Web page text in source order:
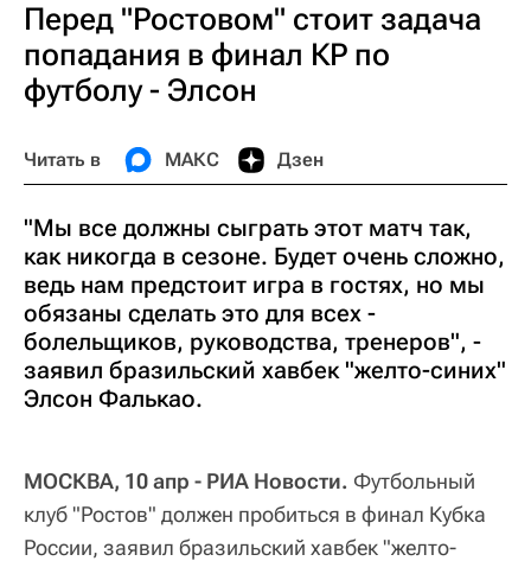
Перед "Ростовом" стоит задача
попадания в финал КР по
футболу - Элсон
Читать в МАКС Дзен
"Мы все должны сыграть этот матч так,
как никогда в сезоне. Будет очень сложно,
ведь нам предстоит игра в гостях, но мы
обязаны сделать это для всех -
болельщиков, руководства, тренеров", -
заявил бразильский хавбек "желто-синих"
Элсон Фалькао.
МОСКВА, 10 апр - РИА Новости. Футбольный
клуб "Ростов" должен пробиться в финал Кубка
России, заявил бразильский хавбек "желто-